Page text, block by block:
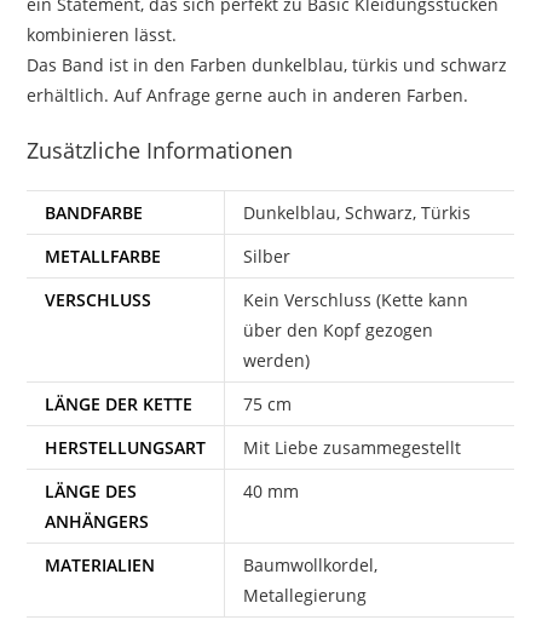
kombinieren lässt.
Das Band ist in den Farben dunkelblau, türkis und schwarz
erhältlich. Auf Anfrage gerne auch in anderen Farben.
Zusätzliche Informationen
BANDFARBE
Dunkelblau, Schwarz, Türkis
METALLFARBE
Silber
VERSCHLUSS
Kein Verschluss (Kette kann
über den Kopf gezogen
werden)
LÄNGE DER KETTE
75 cm
HERSTELLUNGSART
Mit Liebe zusammegestellt
LÄNGE DES
ANHÄNGERS
40 mm
MATERIALIEN
Baumwollkordel,
Metallegierung